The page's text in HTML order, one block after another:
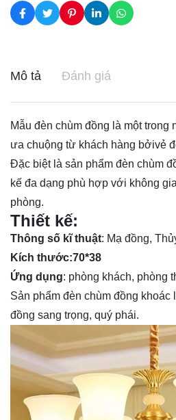
Mô tả Đánh giá
Mẫu đèn chùm đồng là một
ưa chuộng từ khách hàng bởivẻ
Đặc biệt là sản phẩm đèn chùm
kế đa dạng phù hợp với không
phòng.
Thiết kế:
Thông số kĩ thuật: Mạ đồng,
Kích thước:70*38
Ứng dụng: phòng khách, phòng
Sản phẩm đèn chùm đồng khoác
đồng sang trọng, quý phái.